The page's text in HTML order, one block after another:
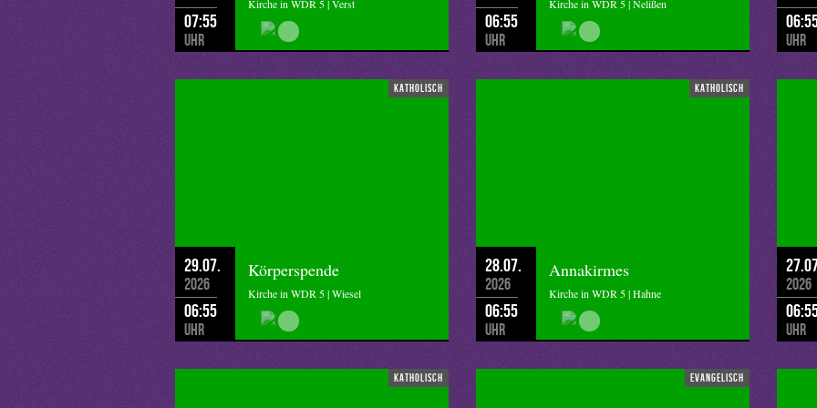
07:55
Uhr
Kirche in WDR 5 | Verst
06:55
Uhr
Kirche in WDR 5 | Nelißen
Uhr
katholisch
29.07.
2026
06:55
Uhr
Körperspende
Kirche in WDR 5 | Wiesel
katholisch
28.07.
2026
06:55
Uhr
Annakirmes
Kirche in WDR 5 | Hahne
2026
Uhr
katholisch evangelisch